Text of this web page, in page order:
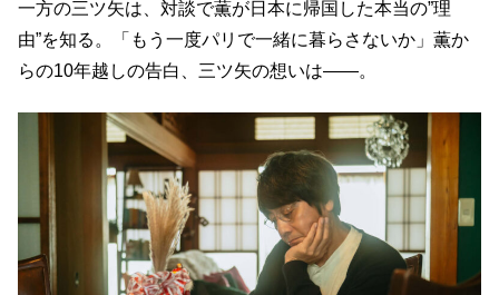
一方の三ツ矢は、対談で薫が日本に帰国した本当の”理
由”を知る。「もう一度パリで一緒に暮らさないか」薫か
らの10年越しの告白、三ツ矢の想いは――。